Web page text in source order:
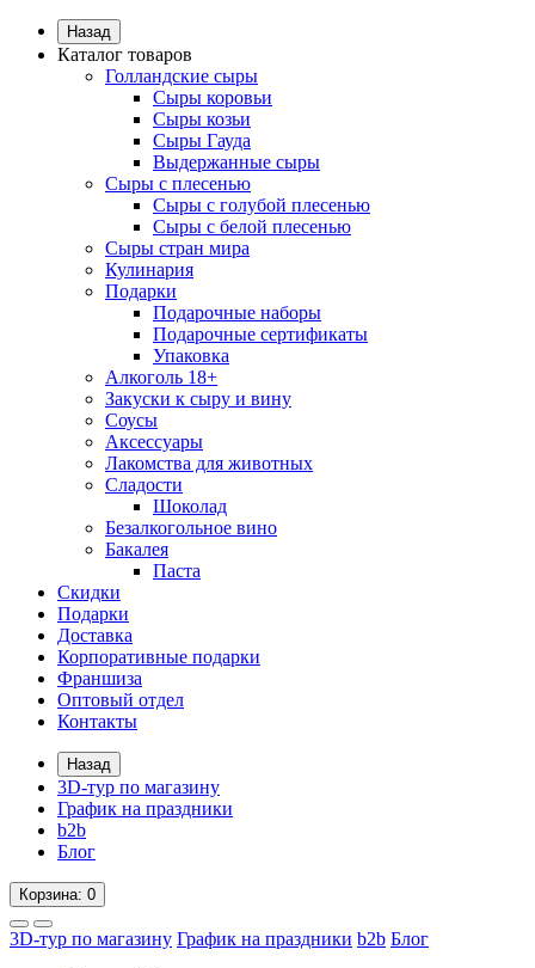
Назад
Каталог товаров
Голландские сыры
Сыры коровьи
Сыры козьи
Сыры Гауда
Выдержанные сыры
Сыры с плесенью
Сыры с голубой плесенью
Сыры с белой плесенью
Сыры стран мира
Кулинария
Подарки
Подарочные наборы
Подарочные сертификаты
Упаковка
Алкоголь 18+
Закуски к сыру и вину
Соусы
Аксессуары
Лакомства для животных
Сладости
Шоколад
Безалкогольное вино
Бакалея
Паста
Скидки
Подарки
Доставка
Корпоративные подарки
Франшиза
Оптовый отдел
Контакты
Назад
3D-тур по магазину
График на праздники
b2b
Блог
Корзина: 0
3D-тур по магазину График на праздники b2b Блог